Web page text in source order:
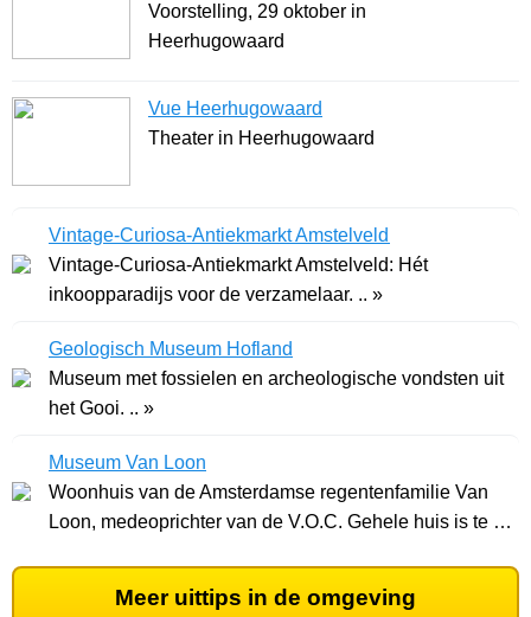
Voorstelling, 29 oktober in
Heerhugowaard
Vue Heerhugowaard
Theater in Heerhugowaard
Vintage-Curiosa-Antiekmarkt Amstelveld
Vintage-Curiosa-Antiekmarkt Amstelveld: Hét
inkoopparadijs voor de verzamelaar. .. »
Geologisch Museum Hofland
Museum met fossielen en archeologische vondsten uit
het Gooi. .. »
Museum Van Loon
Woonhuis van de Amsterdamse regentenfamilie Van
Loon, medeoprichter van de V.O.C. Gehele huis is te ..
Meer uittips in de omgeving